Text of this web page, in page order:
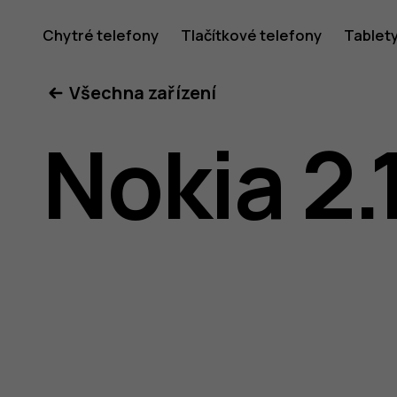
příručka
k
Chytré telefony Tlačítkové telefony
Všechna zařízení
Nokia